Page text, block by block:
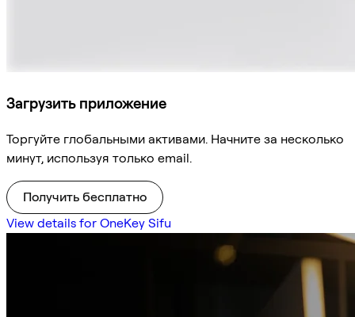
Загрузить приложение
Торгуйте глобальными активами. Начните за несколько
минут, используя только email.
Получить бесплатно
View details for OneKey Sifu